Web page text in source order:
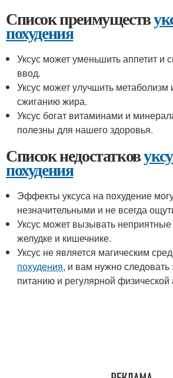
Список преимуществ
похудения
Уксус может уменьшить аппетит и
ввод.
Уксус может улучшить метаболизм
сжиганию жира.
Уксус богат витаминами и
полезны для нашего здоровья.
Список недостатков
похудения
Эффекты уксуса на похудение
незначительными и не всегда
Уксус может вызывать
желудке и кишечнике.
Уксус не является магическим
похудения, и вам нужно
питанию и регулярной физической